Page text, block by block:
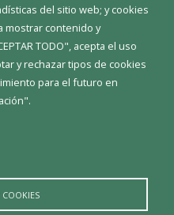
del sitio web; y cookies
mostrar contenido y
TODO", acepta el uso
y rechazar tipos de cookies
para el futuro en